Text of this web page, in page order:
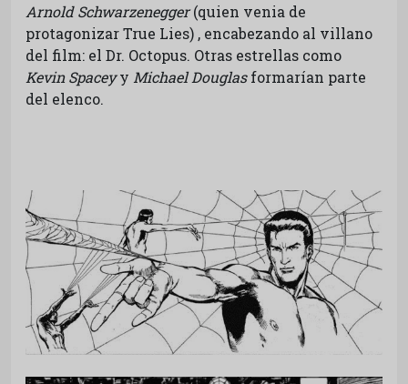
Arnold Schwarzenegger(quien venia de
protagonizar True Lies) , encabezando al villano
del film: el Dr. Octopus. Otras estrellas como
Kevin Spaceyy Michael Douglasformarían parte
del elenco.